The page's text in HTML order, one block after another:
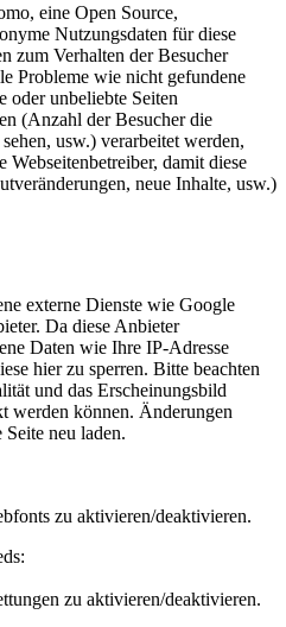
eine Open Source,
Nutzungsdaten für diese
zum Verhalten der Besucher
Probleme wie nicht gefundene
oder unbeliebte Seiten
(Anzahl der Besucher die
usw.) verarbeitet werden,
damit diese
neue Inhalte, usw.)
externe Dienste wie Google
Da diese Anbieter
Daten wie Ihre IP-Adresse
hier zu sperren. Bitte beachten
und das Erscheinungsbild
werden können. Änderungen
neu laden.
zu aktivieren/deaktivieren.
zu aktivieren/deaktivieren.